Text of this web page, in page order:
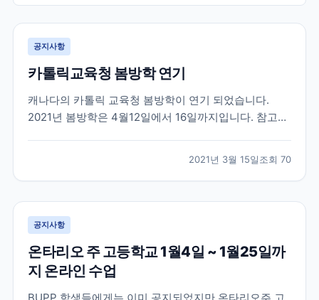
공지사항
카톨릭교육청 봄방학 연기
캐나다의 카톨릭 교육청 봄방학이 연기 되었습니다.
2021년 봄방학은 4월12일에서 16일까지입니다. 참고부
2021년 3월 15일조회 70
공지사항
온타리오 주 고등학교 1월4일 ~ 1월25일까
지 온라인 수업